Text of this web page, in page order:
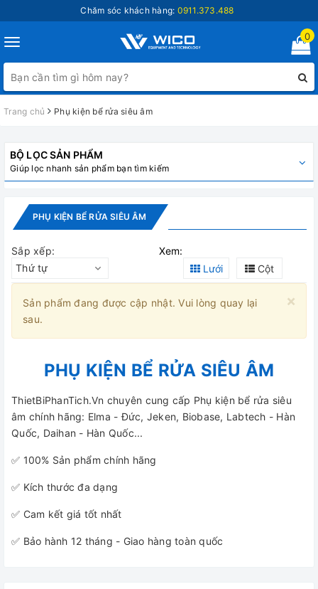
Chăm sóc khách hàng: 0911.373.488
Toggle
navigation
0
Trang chủ Phụ kiện bể rửa siêu âm
BỘ LỌC SẢN PHẨM
Giúp lọc nhanh sản phẩm bạn tìm kiếm
PHỤ KIỆN BỂ RỬA SIÊU ÂM
Sắp xếp:
Thứ tự
Xem:
Lưới
Cột
×
Sản phẩm đang được cập nhật. Vui lòng quay lại
sau.
PHỤ KIỆN BỂ RỬA SIÊU ÂM
ThietBiPhanTich.Vn chuyên cung cấp Phụ kiện bể rửa siêu
âm chính hãng: Elma - Đức, Jeken, Biobase, Labtech - Hàn
Quốc, Daihan - Hàn Quốc...
✅ 100% Sản phẩm chính hãng
✅ Kích thước đa dạng
✅ Cam kết giá tốt nhất
✅ Bảo hành 12 tháng - Giao hàng toàn quốc